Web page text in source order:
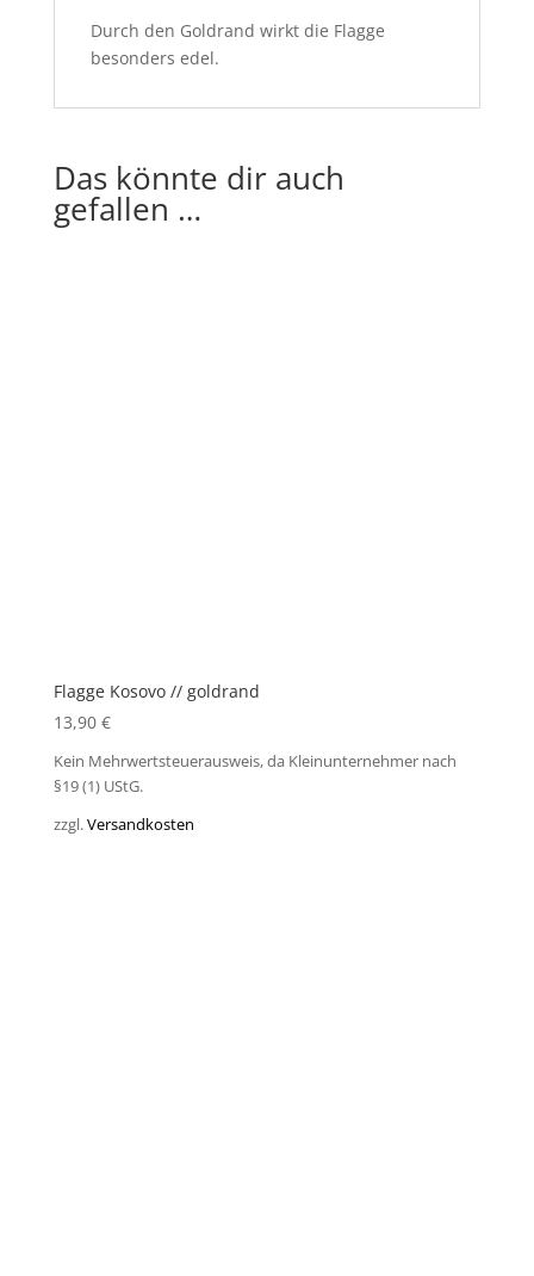
Durch den Goldrand wirkt die Flagge
besonders edel.
Das könnte dir auch
gefallen …
Flagge Kosovo // goldrand
13,90 €
Kein Mehrwertsteuerausweis, da Kleinunternehmer nach
§19 (1) UStG.
zzgl.Versandkosten